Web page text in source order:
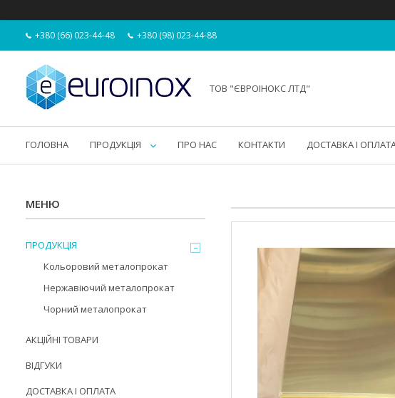
+380 (66) 023-44-48 +380 (98) 023-44-88
ТОВ "ЄВРОІНОКС ЛТД"
ГОЛОВНА ПРОДУКЦІЯ ПРО НАС КОНТАКТИ ДОСТАВКА І
ПРОДУКЦІЯ
Кольоровий металопрокат
Нержавіючий металопрокат
Чорний металопрокат
АКЦІЙНІ ТОВАРИ
ВІДГУКИ
ДОСТАВКА І ОПЛАТА